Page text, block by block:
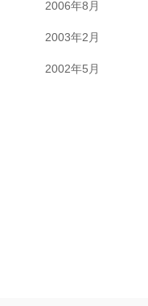
2006年8月
2003年2月
2002年5月